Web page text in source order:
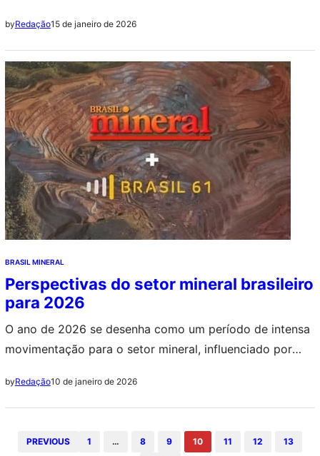
econômico
byRedação15 de janeiro de 2026
BRASIL MINERAL
Perspectivas do setor mineral brasileiro
para 2026
O ano de 2026 se desenha como um período de intensa
movimentação para o setor mineral, influenciado por
diretamente a dinâmica dos investimentos e das
políticas públicas no Brasil e no mundo.
byRedação10 de janeiro de 2026
PREVIOUS 1 … 8 9 10 11 12
13